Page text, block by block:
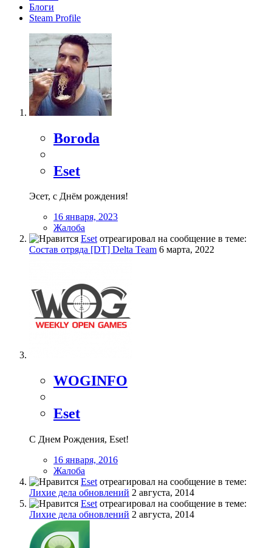
Блоги
Steam Profile
Boroda
Eset
Эсет, с Днём рождения!
16 января, 2023
Жалоба
Esetотреагировал на сообщение в теме:
Состав отряда [DT] Delta Team 6 марта, 2022
WOGINFO
Eset
С Днем Рождения, Eset!
16 января, 2016
Жалоба
Eset отреагировал на сообщение в теме:
Лихие дела обновлений 2 августа, 2014
Eset отреагировал на сообщение в теме:
Лихие дела обновлений 2 августа, 2014